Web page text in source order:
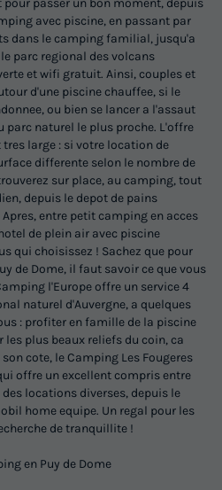
avec piscine, en passant par
dans le camping familial, jusqu'a
parc regional des volcans
et wifi gratuit. Ainsi, couples et
d'une piscine chauffee, si le
ou bien se lancer a l'assaut
parc naturel le plus proche. L'offre
large : si votre location de
differente selon le nombre de
sur place, au camping, tout
depuis le depot de pains
entre petit camping en acces
de plein air avec piscine
qui choisissez ! Sachez que pour
de Dome, il faut savoir ce que vous
l'Europe offre un service 4
naturel d'Auvergne, a quelques
: profiter en famille de la piscine
plus beaux reliefs du coin, ca
cote, le Camping Les Fougeres
offre un excellent compris entre
locations diverses, depuis le
home equipe. Un regal pour les
de tranquillite !
en Puy de Dome